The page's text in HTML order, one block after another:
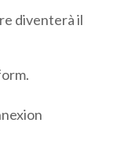
diventerà il